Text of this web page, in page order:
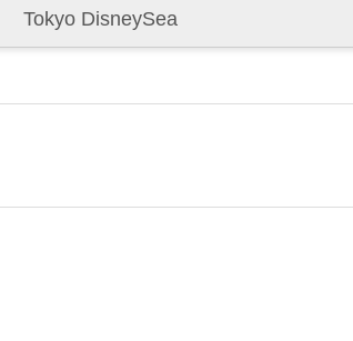
Tokyo DisneySea